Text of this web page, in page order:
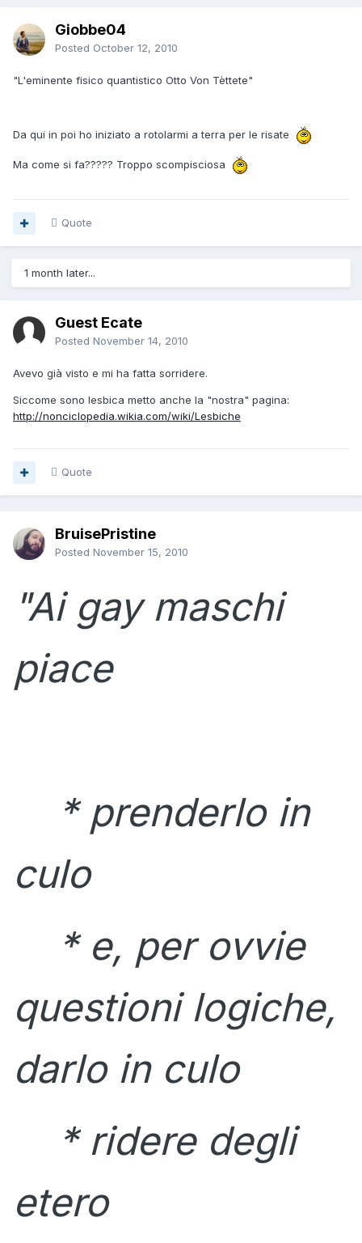
Giobbe04
Posted October 12, 2010
"L'eminente fisico quantistico Otto Von Tèttete"
Da qui in poi ho iniziato a rotolarmi a terra per le risate
Ma come si fa????? Troppo scompisciosa
Quote
1 month later...
Guest Ecate
Posted November 14, 2010
Avevo già visto e mi ha fatta sorridere.
Siccome sono lesbica metto anche la "nostra" pagina:
http://nonciclopedia.wikia.com/wiki/Lesbiche
Quote
BruisePristine
Posted November 15, 2010
"Ai gay maschi
piace
* prenderlo in
culo
* e, per ovvie
questioni logiche,
darlo in culo
* ridere degli
etero